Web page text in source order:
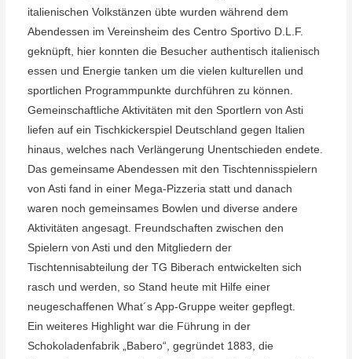
italienischen Volkstänzen übte wurden während dem
Abendessen im Vereinsheim des Centro Sportivo D.L.F.
geknüpft, hier konnten die Besucher authentisch italienisch
essen und Energie tanken um die vielen kulturellen und
sportlichen Programmpunkte durchführen zu können.
Gemeinschaftliche Aktivitäten mit den Sportlern von Asti
liefen auf ein Tischkickerspiel Deutschland gegen Italien
hinaus, welches nach Verlängerung Unentschieden endete.
Das gemeinsame Abendessen mit den Tischtennisspielern
von Asti fand in einer Mega-Pizzeria statt und danach
waren noch gemeinsames Bowlen und diverse andere
Aktivitäten angesagt. Freundschaften zwischen den
Spielern von Asti und den Mitgliedern der
Tischtennisabteilung der TG Biberach entwickelten sich
rasch und werden, so Stand heute mit Hilfe einer
neugeschaffenen What´s App-Gruppe weiter gepflegt.
Ein weiteres Highlight war die Führung in der
Schokoladenfabrik „Babero“, gegründet 1883, die